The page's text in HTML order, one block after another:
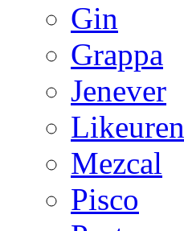
Gin
Grappa
Jenever
Likeuren
Mezcal
Pisco